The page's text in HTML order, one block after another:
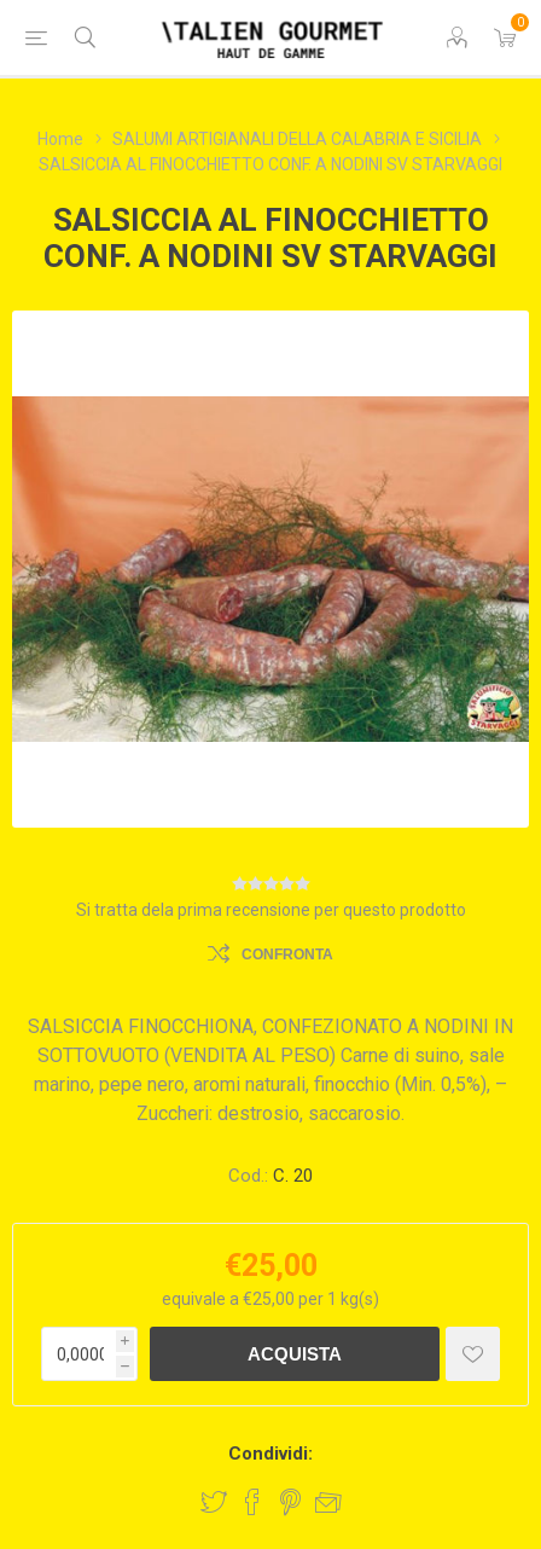
0
Home
SALUMI ARTIGIANALI DELLA CALABRIA E SICILIA
SALSICCIA AL FINOCCHIETTO CONF. A NODINI SV STARVAGGI
SALSICCIA AL FINOCCHIETTO
CONF. A NODINI SV STARVAGGI
Si tratta dela prima recensione per questo prodotto
CONFRONTA
SALSICCIA FINOCCHIONA, CONFEZIONATO A NODINI IN
SOTTOVUOTO (VENDITA AL PESO) Carne di suino, sale
marino, pepe nero, aromi naturali, finocchio (Min. 0,5%), –
Zuccheri: destrosio, saccarosio.
Cod.: C. 20
€25,00
equivale a €25,00 per 1 kg(s)
i
h
Condividi: